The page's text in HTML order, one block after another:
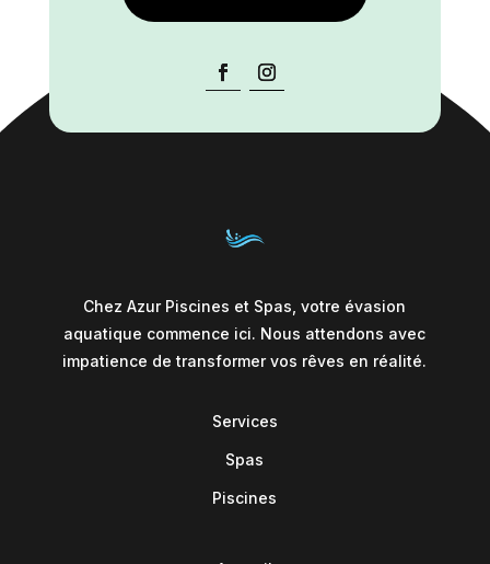
Chez Azur Piscines et Spas, votre évasion
aquatique commence ici. Nous attendons avec
impatience de transformer vos rêves en réalité.
Services
Spas
Piscines